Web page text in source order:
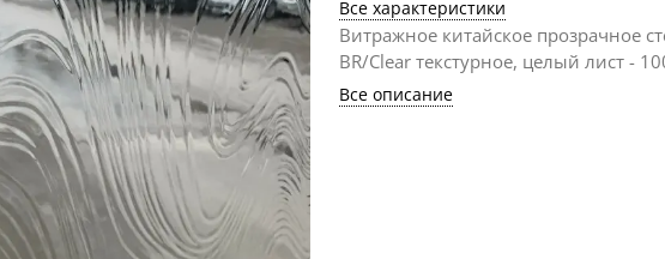
Все характеристики
Витражное китайское прозрачное
BR/Clear текстурное, целый лист -
Все описание